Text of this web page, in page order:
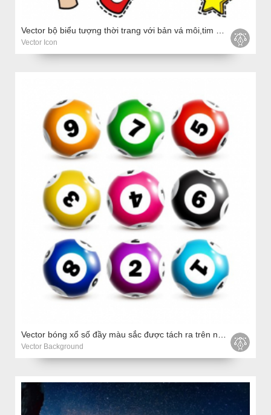
Vector Icon
Vector bóng xổ số đầy màu sắc được tách ra trên nền trắng.
Vector Background